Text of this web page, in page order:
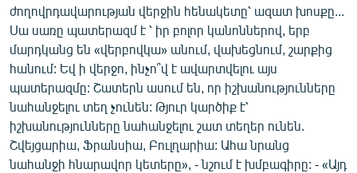
ՊԱՏԵՐԱԶՄԻ 6 ՇԱԲԱԹՆԵՐԸ
ՏԱՐԱԾԱՇՐՋԱՆ
ՄԻՋԱԶԳԱՅԻՆ
ՄՇԱԿՈՒՅԹ
ՍՊՈՐՏ
ՄԵԿՆԱԲԱՆՈՒԹՅՈՒՆ
ժողովրդավարության վերջին հենակետը՝ ազատ խոսքը...
Սա սառը պատերազմ է ՝ իր բոլոր կանոններով, երբ
մարդկանց են «վերբովկա» անում, վախեցնում, շարքից
հանում: Եվ ի վերջո, ինչո՞վ է ավարտվելու այս
պատերազմը: Շատերն ասում են, որ իշխանությունները
նահանջելու տեղ չունեն: Թյուր կարծիք է՝
իշխանությունները նահանջելու շատ տեղեր ունեն.
Շվեյցարիա, Ֆրանսիա, Բուլղարիա: Ահա նրանց
նահանջի հնարավոր կետերը», - նշում է խմբագիրը: - «Այդ